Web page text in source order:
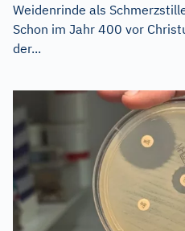
Weidenrinde als
Schon im Jahr 400 vor
der...